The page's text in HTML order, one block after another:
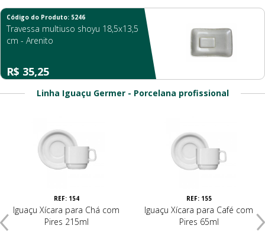
Código do Produto: 5246
Travessa multiuso shoyu 18,5x13,5
cm - Arenito
R$ 35,25
Linha Iguaçu Germer - Porcelana profissional
REF: 154
Iguaçu Xícara para Chá com
Pires 215ml
REF: 155
Iguaçu Xícara para Café com
Pires 65ml